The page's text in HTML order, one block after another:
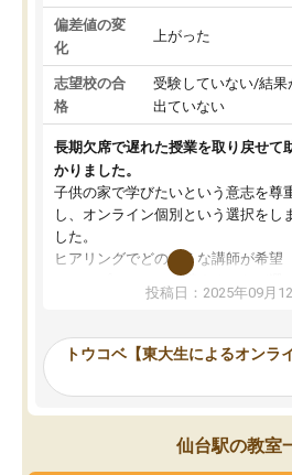
偏差値の変
化
上がった
志望校の合
格
受験していない/結果
出ていない
長期欠席で遅れた授業を取り戻せて
かりました。
子供の家で学びたいという意志を尊
し、オンライン個別という選択をし
した。
ヒアリングでどのような講師が希望
か、オプションは付帯するかなど選ぶ
事が出来ました。
ーティングを行い、その講師で良い
見てから講師を決定する事ができま
す。
うちの子は、初回面談の講師の方で決
投稿日：2025年09月
トウコベ【東大生によるオンラ
仙台駅の教室